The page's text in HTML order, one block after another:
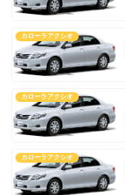
カローラアクシオ
カローラアクシオ
カローラアクシオ